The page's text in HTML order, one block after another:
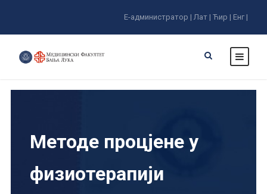
Е-администратор | Лат | Ћир | Енг |
Методе процјене у
физиотерапији